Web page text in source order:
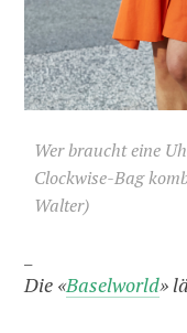
Wer braucht eine
Clockwise-Bag
Walter)
Die «Baselworld»